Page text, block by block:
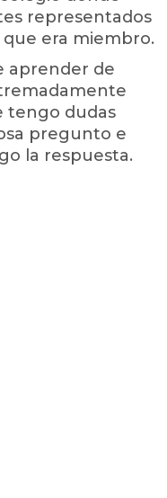
representados
era miembro.
aprender de
tengo dudas
pregunto e
la respuesta.